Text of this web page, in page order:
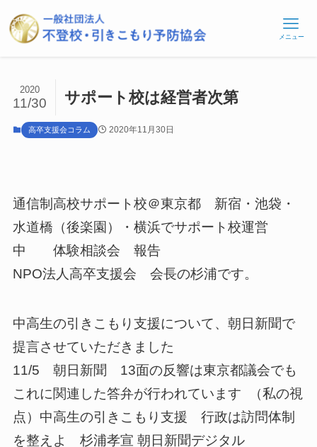
メニュー
サポート校は経営者次第
2020
11/30
高卒支援会コラム 2020年11月30日
通信制高校サポート校＠東京都 新宿・池袋・
水道橋（後楽園）・横浜でサポート校運営
中 体験相談会 報告
NPO法人高卒支援会 会長の杉浦です。
中高生の引きこもり支援について、朝日新聞で
提言させていただきました
11/5 朝日新聞 13面の反響は東京都議会でも
これに関連した答弁が行われています （私の視
点）中高生の引きこもり支援 行政は訪問体制
を整えよ 杉浦孝宣 朝日新聞デジタル